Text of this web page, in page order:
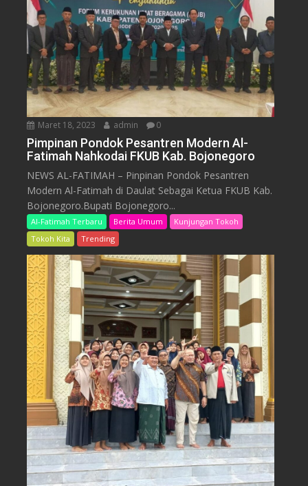
Maret 18, 2023 admin 0
Pimpinan Pondok Pesantren Modern Al-
Fatimah Nahkodai FKUB Kab. Bojonegoro
NEWS AL-FATIMAH – Pinpinan Pondok Pesantren
Modern Al-Fatimah di Daulat Sebagai Ketua FKUB Kab.
Bojonegoro.Bupati Bojonegoro...
Al-Fatimah Terbaru Berita Umum
Kunjungan Tokoh
Tokoh Kita
Trending